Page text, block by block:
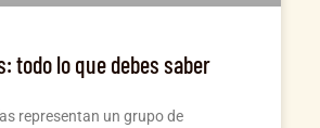
todo lo que debes saber
representan un grupo de